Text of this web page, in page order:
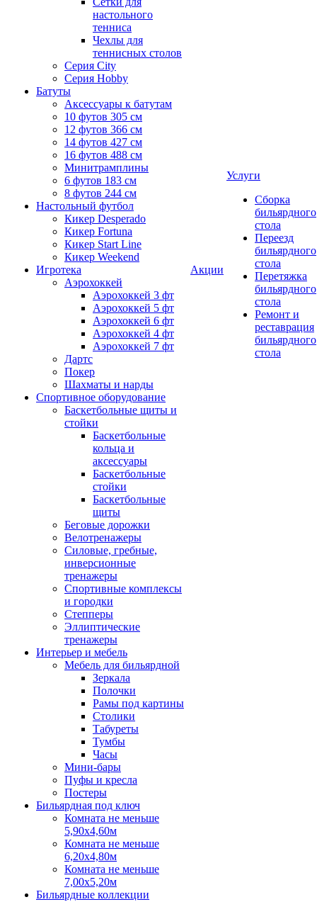
настольного
тенниса
Чехлы для
теннисных столов
Серия City
Серия Hobby
Батуты
Аксессуары к батутам
10 футов 305 см
12 футов 366 см
14 футов 427 см
16 футов 488 см
Минитрамплины
6 футов 183 см
8 футов 244 см
Настольный футбол
Кикер Desperado
Кикер Fortuna
Кикер Start Line
Кикер Weekend
Игротека
Аэрохоккей
Аэрохоккей 3 фт
Аэрохоккей 5 фт
Аэрохоккей 6 фт
Аэрохоккей 4 фт
Аэрохоккей 7 фт
Дартс
Покер
Шахматы и нарды
Спортивное оборудование
Баскетбольные щиты и
стойки
Баскетбольные
кольца и
аксессуары
Баскетбольные
стойки
Баскетбольные
щиты
Беговые дорожки
Велотренажеры
Силовые, гребные,
инверсионные
тренажеры
Спортивные комплексы
и городки
Степперы
Эллиптические
тренажеры
Интерьер и мебель
Мебель для бильярдной
Зеркала
Полочки
Рамы под картины
Столики
Табуреты
Тумбы
Часы
Мини-бары
Пуфы и кресла
Постеры
Бильярдная под ключ
Комната не меньше
5,90х4,60м
Комната не меньше
6,20х4,80м
Комната не меньше
7,00х5,20м
Бильярдные коллекции
Акции
Услуги
Сборка
бильярдного
стола
Переезд
бильярдного
стола
Перетяжка
бильярдного
стола
Ремонт и
реставрация
бильярдного
стола